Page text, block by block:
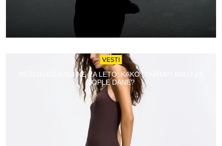
VESTI
RESERVED HALJINE ZA LETO: KAKO IZABRATI KROJ ZA
TOPLE DANE?